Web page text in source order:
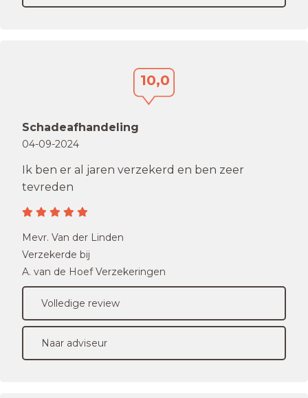
10,0
Schadeafhandeling
04-09-2024
Ik ben er al jaren verzekerd en ben zeer
tevreden
Mevr. Van der Linden
Verzekerde bij
A. van de Hoef Verzekeringen
Volledige review
Naar adviseur